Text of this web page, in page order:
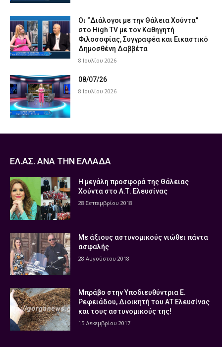
Οι “Διάλογοι με την Θάλεια Χούντα”
στο High TV με τον Καθηγητή
Φιλοσοφίας, Συγγραφέα και Εικαστικό
Δημοσθένη Δαββέτα
8 Ιουλίου 2026
08/07/26
8 Ιουλίου 2026
ΕΛ.ΑΣ. ΑΝΑ ΤΗΝ ΕΛΛΑΔΑ
Η μεγάλη προσφορά της Θάλειας
Χούντα στο Α.Τ. Ελευσίνας
28 Σεπτεμβρίου 2018
Με άξιους αστυνομικούς νιώθει πάντα
ασφαλής
28 Αυγούστου 2018
Μπράβο στην Υποδιευθύντρια Ε.
Ρεφειάδου, Διοικητή του ΑΤ Ελευσίνας
και τους αστυνομικούς της!
15 Δεκεμβρίου 2017